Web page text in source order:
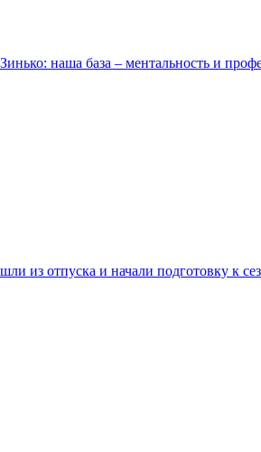
наша база – ментальность и
из отпуска и начали подготовку к